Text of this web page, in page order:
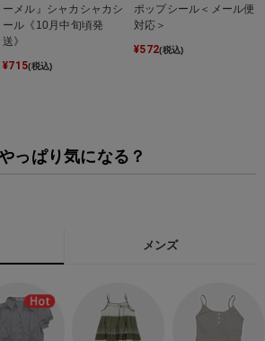
ーメル』シャカシャカシ
ール《10月中旬頃発
送》
¥715(税込)
ポップシール＜メール便
対応＞
¥572(税込)
っぱり気になる？
メンズ